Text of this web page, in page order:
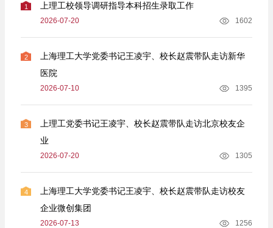
1 上理工校领导调研指导本科招生录取工作
2026-07-20 1602
2
上海理工大学党委书记王凌宇、校长赵震带队走访新华
医院
2026-07-10 1395
3
上理工党委书记王凌宇、校长赵震带队走访北京校友企
业
2026-07-20 1305
4
上海理工大学党委书记王凌宇、校长赵震带队走访校友
企业微创集团
2026-07-13 1256